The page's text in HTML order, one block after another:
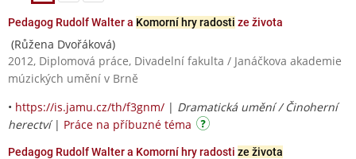
Pedagog Rudolf Walter a Komorní hry radosti ze života
(Růžena Dvořáková)
2012, Diplomová práce, Divadelní fakulta / Janáčkova akademie
múzických umění v Brně
• https://is.jamu.cz/th/f3gnm/ | Dramatická umění / Činoherní
herectví| Práce na příbuzné téma
Pedagog Rudolf Walter a Komorní hry radosti ze života